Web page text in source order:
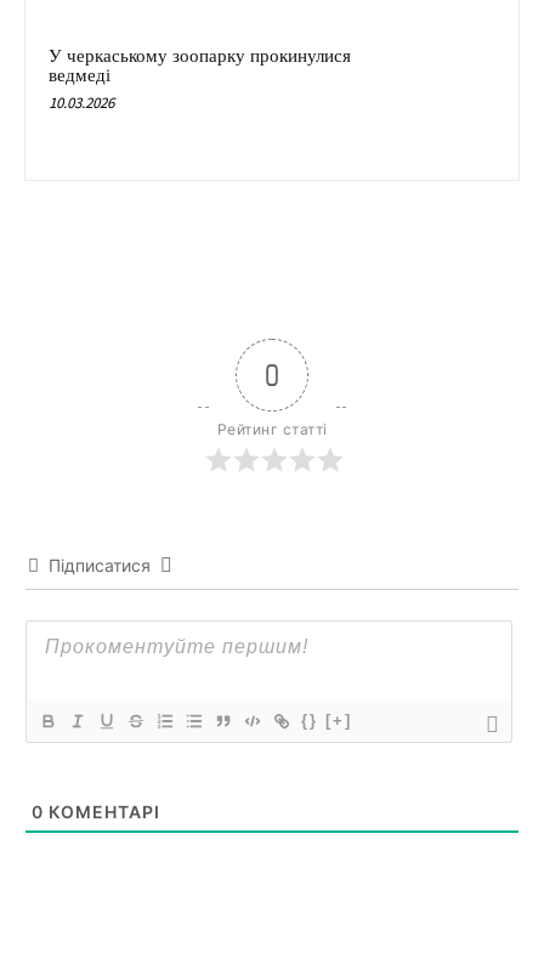
У черкаському зоопарку прокинулися
ведмеді
10.03.2026
0
Рейтинг статті
Підписатися
{} [+]
0 КОМЕНТАРІ